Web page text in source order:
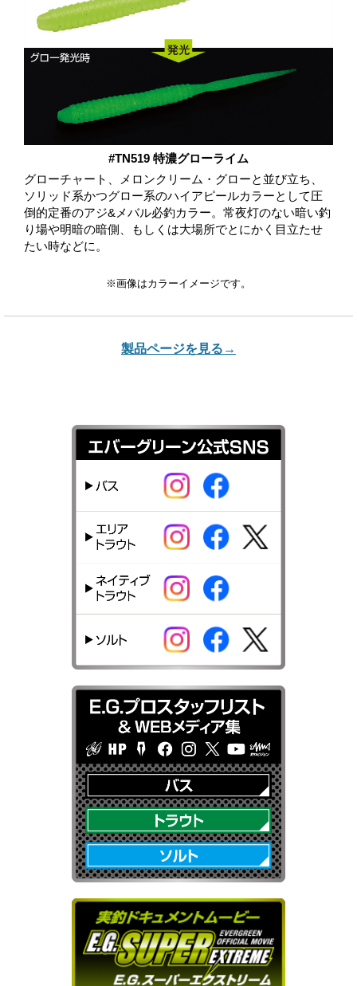
#TN519 特濃グローライム
グローチャート、メロンクリーム・グローと並び立ち、
ソリッド系かつグロー系のハイアピールカラーとして圧
倒的定番のアジ&メバル必釣カラー。常夜灯のない暗い釣
り場や明暗の暗側、もしくは大場所でとにかく目立たせ
たい時などに。
※画像はカラーイメージです。
製品ページを見る→